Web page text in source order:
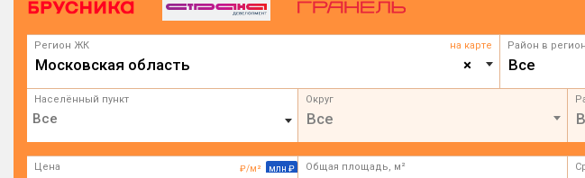
Регион ЖК на карте
×
Московская область
Район в
Все
Населённый пункт Округ
Все
₽/м² млн ₽
Цена Общая площадь, м²